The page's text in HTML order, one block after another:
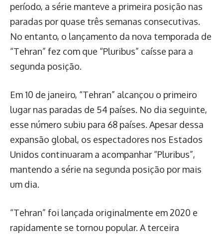
período, a série manteve a primeira posição nas
paradas por quase três semanas consecutivas.
No entanto, o lançamento da nova temporada de
“Tehran” fez com que “Pluribus” caísse para a
segunda posição.
Em 10 de janeiro, “Tehran” alcançou o primeiro
lugar nas paradas de 54 países. No dia seguinte,
esse número subiu para 68 países. Apesar dessa
expansão global, os espectadores nos Estados
Unidos continuaram a acompanhar “Pluribus”,
mantendo a série na segunda posição por mais
um dia.
“Tehran” foi lançada originalmente em 2020 e
rapidamente se tornou popular. A terceira